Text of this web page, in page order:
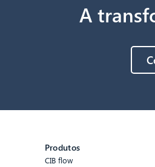
A
Produtos
CIB flow